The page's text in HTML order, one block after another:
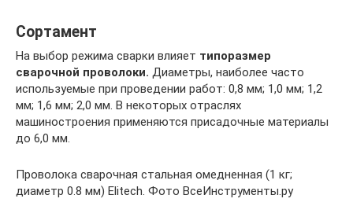
Сортамент
На выбор режима сварки влияет типоразмер
сварочной проволоки. Диаметры, наиболее часто
используемые при проведении работ: 0,8 мм; 1,0 мм; 1,2
мм; 1,6 мм; 2,0 мм. В некоторых отраслях
машиностроения применяются присадочные материалы
до 6,0 мм.
Проволока сварочная стальная омедненная (1 кг;
диаметр 0.8 мм) Elitech. Фото ВсеИнструменты.ру